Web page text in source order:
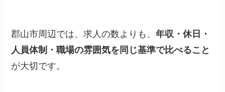
郡山市周辺では、求人の数よりも、年収・休日・
人員体制・職場の雰囲気を同じ基準で比べること
が大切です。